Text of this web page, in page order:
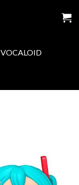
VOCALOID